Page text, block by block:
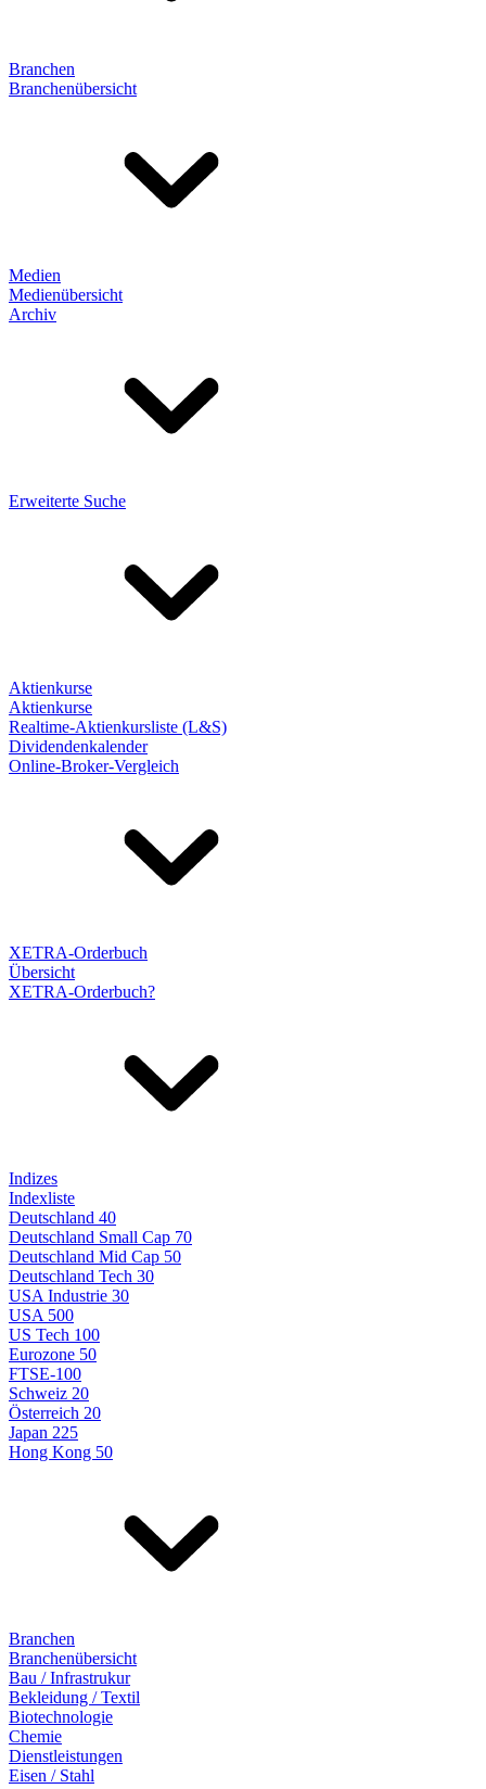
Branchen
Branchenübersicht
Medien
Medienübersicht
Archiv
Erweiterte Suche
Aktienkurse
Aktienkurse
Realtime-Aktienkursliste (L&S)
Dividendenkalender
Online-Broker-Vergleich
XETRA-Orderbuch
Übersicht
XETRA-Orderbuch?
Indizes
Indexliste
Deutschland 40
Deutschland Small Cap 70
Deutschland Mid Cap 50
Deutschland Tech 30
USA Industrie 30
USA 500
US Tech 100
Eurozone 50
FTSE-100
Schweiz 20
Österreich 20
Japan 225
Hong Kong 50
Branchen
Branchenübersicht
Bau / Infrastrukur
Bekleidung / Textil
Biotechnologie
Chemie
Dienstleistungen
Eisen / Stahl